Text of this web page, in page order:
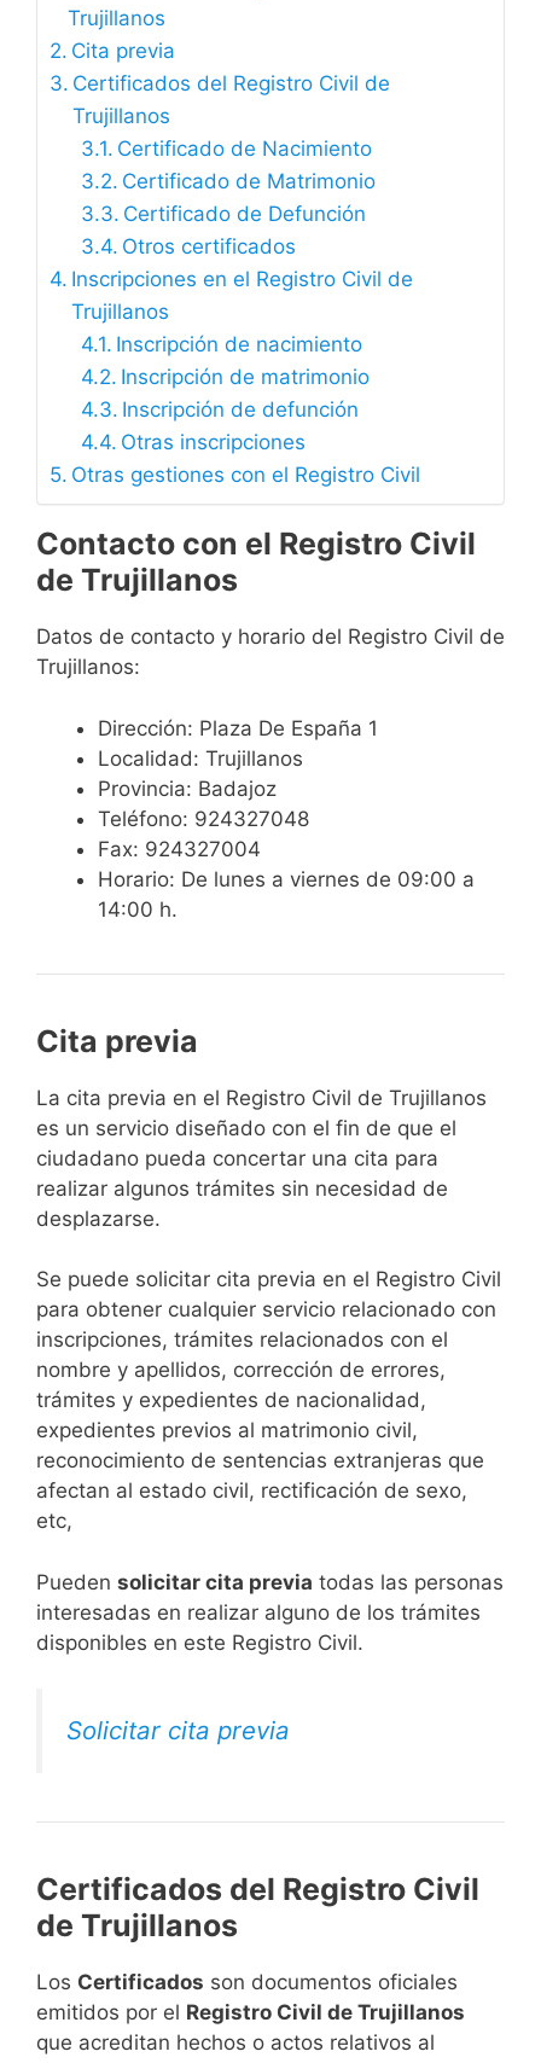
Trujillanos
Cita previa
Certificados del Registro Civil de
Trujillanos
Certificado de Nacimiento
Certificado de Matrimonio
Certificado de Defunción
Otros certificados
Inscripciones en el Registro Civil de
Trujillanos
Inscripción de nacimiento
Inscripción de matrimonio
Inscripción de defunción
Otras inscripciones
Otras gestiones con el Registro Civil
Contacto con el Registro Civil
de Trujillanos
Datos de contacto y horario del Registro Civil de
Trujillanos:
Dirección: Plaza De España 1
Localidad: Trujillanos
Provincia: Badajoz
Teléfono: 924327048
Fax: 924327004
Horario: De lunes a viernes de 09:00 a
14:00 h.
Cita previa
​​​​​​​​​​​​​​​​​​​​​​​​​​​​La cita previa en el Registro Civil de Trujillanos
es un servicio diseñado con el fin de que el
ciudadano pueda concertar una cita para
realizar algunos trámites sin necesidad de
desplazarse.​
Se puede solicitar cita previa en el Registro Civil
para obtener cualquier servicio relacionado con
inscripciones, trámites relacionados con el
nombre y apellidos, corrección de errores,
trámites y expedientes de nacionalidad,
expedientes previos al matrimonio civil,
reconocimiento de sentencias extranjeras que
afectan al estado civil, rectificación de sexo,
etc,
​Pueden solicitar cita previa todas las personas
interesadas en realizar alguno de los trámites
disponibles en este Registro Civil.​
Solicitar cita previa
Certificados del Registro Civil
de Trujillanos
Los Certificados son documentos oficiales
emitidos por el Registro Civil de Trujillanos
que acreditan hechos o actos relativos al